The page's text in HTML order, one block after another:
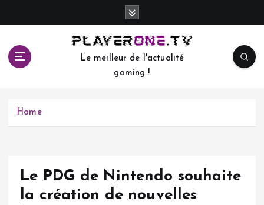
c
Le meilleur de l'actualité
gaming !
Home
Le PDG de Nintendo souhaite
la création de nouvelles